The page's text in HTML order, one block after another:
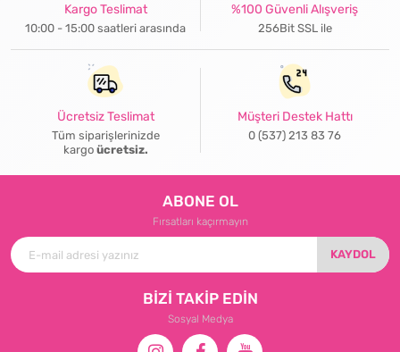
Kargo Teslimat
10:00 - 15:00 saatleri arasında
%100 Güvenli Alışveriş
256Bit SSL ile
Ücretsiz Teslimat
Tüm siparişlerinizde
kargo ücretsiz.
Müşteri Destek Hattı
0 (537) 213 83 76
ABONE OL
Fırsatları kaçırmayın
KAYDOL
BİZİ TAKİP EDİN
Sosyal Medya